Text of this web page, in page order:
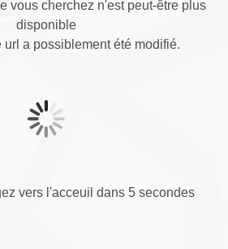
vous cherchez n'est peut-être plus
disponible
url a possiblement été modifié.
vers l'acceuil dans 5 secondes